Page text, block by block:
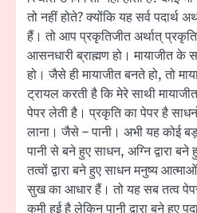
तो नहीं होते? क्योंकि यह सर्व पदार्थ
हैं। तो आप प्रकृतिजीत अर्थात्
आसनधारी ब्राह्मण हो। मायाजीत
हो। जैसे ही मायाजीत बनते हो, तो
ट्रायल करती है कि मेरे साथी
पेपर लेती है। प्रकृति का पेपर है
लाना। जैसे – पानी। अभी यह कोई
पानी से बने हुए साधन, अग्नि द्वारा
तत्वों द्वारा बने हुए साधन मनुष्य
सुख का आधार हैं। तो यह सब तत्व
कमी हुई है लेकिन पानी द्वारा बने हुए